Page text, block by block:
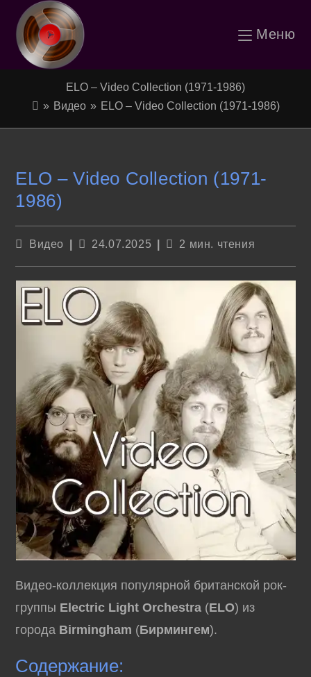
Перейти
содержимому
Меню
ELO – Video Collection (1971-1986)
» Видео » ELO – Video Collection (1971-1986)
ELO – Video Collection (1971-
1986)
Рубрика
Видео
Запись
24.07.2025
Время
2 мин. чтения
Видео-коллекция популярной британской рок-
группы Electric Light Orchestra (ELO) из
города Birmingham (Бирмингем).
Содержание: